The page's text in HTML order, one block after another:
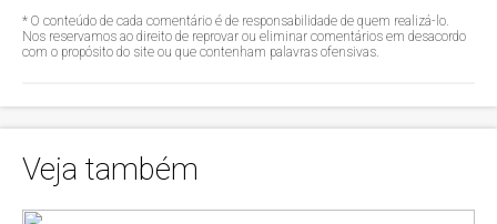
* O conteúdo de cada comentário é de responsabilidade de quem realizá-lo.
Nos reservamos ao direito de reprovar ou eliminar comentários em desacordo
com o propósito do site ou que contenham palavras ofensivas.
Veja também